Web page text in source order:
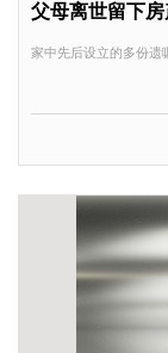
父母离世留下
家中先后设立的多份遗